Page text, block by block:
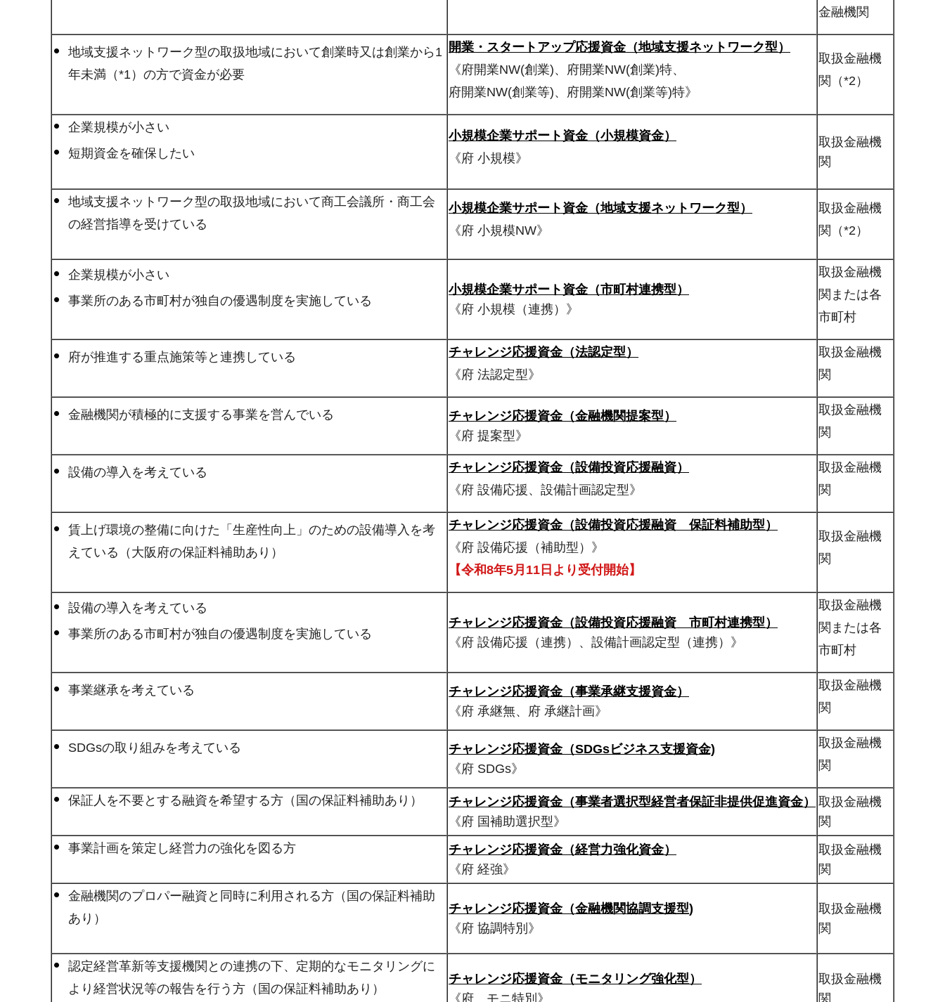
金融機関
地域支援ネットワーク型の取扱地域において創業時又は創業から1
年未満（*1）の方で資金が必要
開業・スタートアップ応援資金（地域支援ネットワーク型）
《府開業NW(創業)、府開業NW(創業)特、
府開業NW(創業等)、府開業NW(創業等)特》
取扱金融機
関（*2）
企業規模が小さい
短期資金を確保したい
小規模企業サポート資金（小規模資金）
《府 小規模》
取扱金融機
関
地域支援ネットワーク型の取扱地域において商工会議所・商工会
の経営指導を受けている
小規模企業サポート資金（地域支援ネットワーク型）
《府 小規模NW》
取扱金融機
関（*2）
企業規模が小さい
事業所のある市町村が独自の優遇制度を実施している
小規模企業サポート資金（市町村連携型）
《府 小規模（連携）》
取扱金融機
関または各
市町村
府が推進する重点施策等と連携している
チャレンジ応援資金（法認定型）
《府 法認定型》
取扱金融機
関
金融機関が積極的に支援する事業を営んでいる
チャレンジ応援資金（金融機関提案型）
《府 提案型》
取扱金融機
関
設備の導入を考えている
チャレンジ応援資金（設備投資応援融資）
《府 設備応援、設備計画認定型》
取扱金融機
関
賃上げ環境の整備に向けた「生産性向上」のための設備導入を考
えている（大阪府の保証料補助あり）
チャレンジ応援資金（設備投資応援融資 保証料補助型）
《府 設備応援（補助型）》
【令和8年5月11日より受付開始】
取扱金融機
関
設備の導入を考えている
事業所のある市町村が独自の優遇制度を実施している
チャレンジ応援資金（設備投資応援融資 市町村連携型）
《府 設備応援（連携）、設備計画認定型（連携）》
取扱金融機
関または各
市町村
事業継承を考えている
チャレンジ応援資金（事業承継支援資金）
《府 承継無、府 承継計画》
取扱金融機
関
SDGsの取り組みを考えている
チャレンジ応援資金（SDGsビジネス支援資金)
《府 SDGs》
取扱金融機
関
保証人を不要とする融資を希望する方（国の保証料補助あり）
チャレンジ応援資金（事業者選択型経営者保証非提供促進資金）
《府 国補助選択型》
取扱金融機
関
事業計画を策定し経営力の強化を図る方
チャレンジ応援資金（経営力強化資金）
《府 経強》
取扱金融機
関
金融機関のプロパー融資と同時に利用される方（国の保証料補助
あり）
チャレンジ応援資金（金融機関協調支援型)
《府 協調特別》
取扱金融機
関
認定経営革新等支援機関との連携の下、定期的なモニタリングに
より経営状況等の報告を行う方（国の保証料補助あり）
チャレンジ応援資金（モニタリング強化型）
《府 モニ特別》
取扱金融機
関